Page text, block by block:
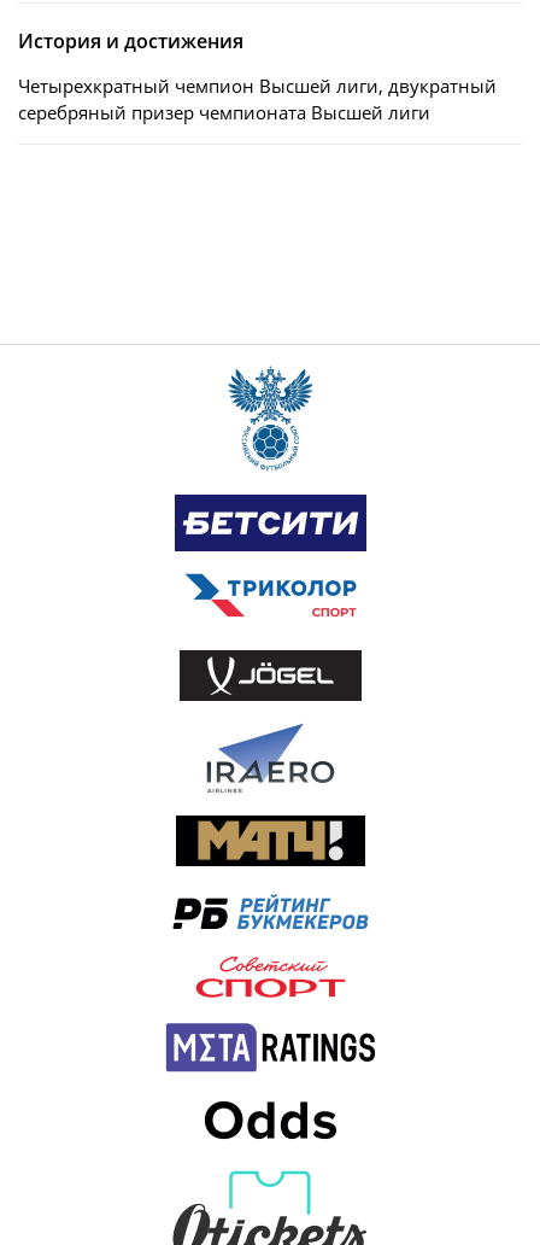
История и достижения
Четырехкратный чемпион Высшей лиги, двукратный
серебряный призер чемпионата Высшей лиги